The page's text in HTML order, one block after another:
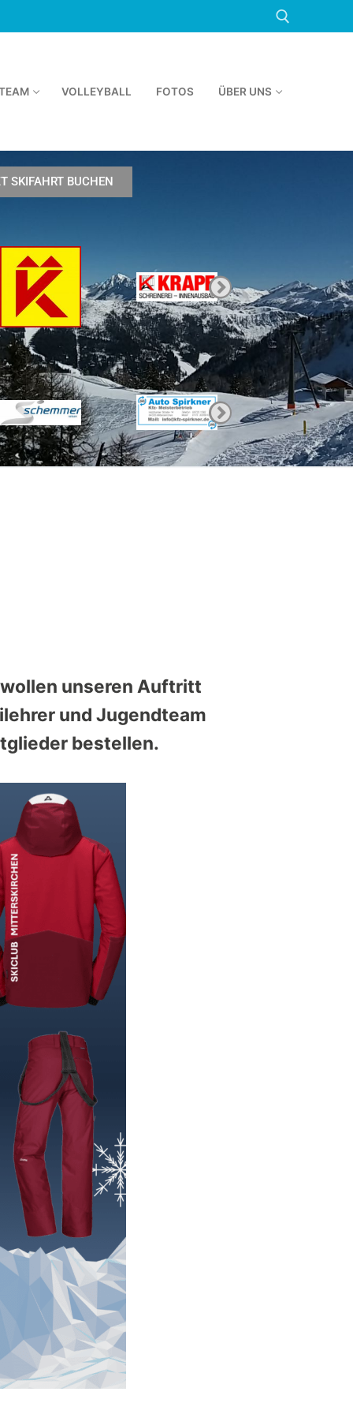
VOLLEYBALL FOTOS ÜBER UNS
SKIFAHRT BUCHEN
unseren Auftritt
und Jugendteam
bestellen.